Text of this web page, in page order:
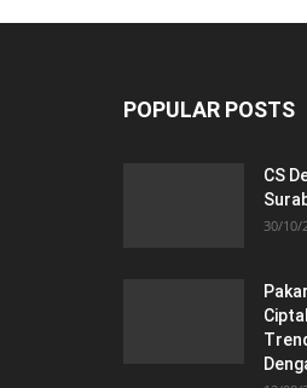
POPULAR POSTS
CS
30/10/